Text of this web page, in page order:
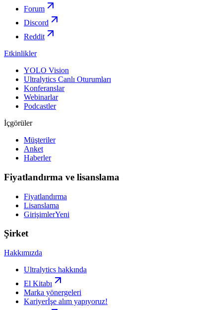
Forum
Discord
Reddit
Etkinlikler
YOLO Vision
Ultralytics Canlı Oturumları
Konferanslar
Webinarlar
Podcastler
İçgörüler
Müşteriler
Anket
Haberler
Fiyatlandırma ve lisanslama
Fiyatlandırma
Lisanslama
GirişimlerYeni
Şirket
Hakkımızda
Ultralytics hakkında
El Kitabı
Marka yönergeleri
Kariyerİşe alım yapıyoruz!